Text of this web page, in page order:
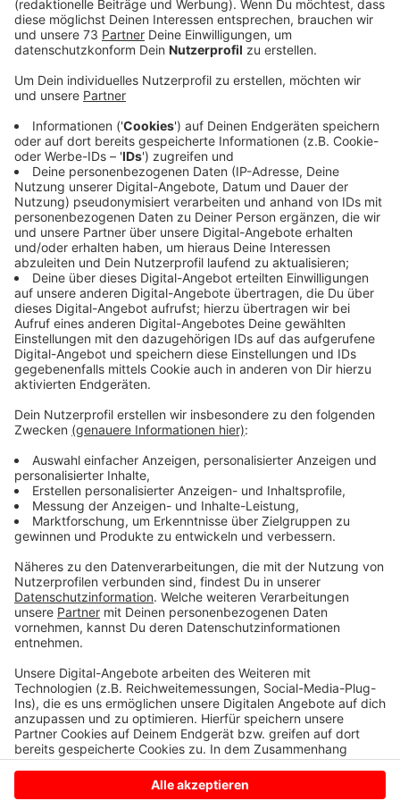
mit guter Sicht zu verfolgen, soll es neue, mobile
Tribünen geben.
Mittwoch, 09.07.2025 09:33
Heute entscheidet der Rat über die
Finanzierung
Anzeige
Die Mergelsbergsporthalle in Borken soll zusätzliche
Tribünen bekommen. Der Erstligaaufsteiger Skurios
Volleys Borken hatte mobile Tribünen für die
Stirnseiten der Halle beantragt. So soll den
Zuschauern bei Volleyball-Bundesligaspielen mehr
Stadtverwaltung geht von Anschaffungskosten in
Tribünen auch für andere Sportveranstaltungen
eingesetzt werden können, empfiehlt die Verwaltung
die vollständige Finanzierung durch die Stadt. Der Rat
soll heute Abend darüber entscheiden, die
Anzeige
Anzeige